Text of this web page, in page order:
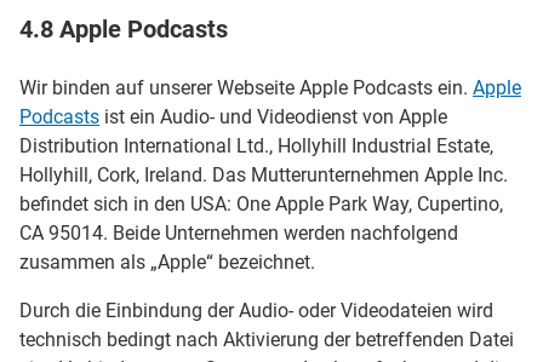
4.8 Apple Podcasts
Wir binden auf unserer Webseite Apple Podcasts ein. Apple
Podcasts ist ein Audio- und Videodienst von Apple
Distribution International Ltd., Hollyhill Industrial Estate,
Hollyhill, Cork, Ireland. Das Mutterunternehmen Apple Inc.
befindet sich in den USA: One Apple Park Way, Cupertino,
CA 95014. Beide Unternehmen werden nachfolgend
zusammen als „Apple“ bezeichnet.
Durch die Einbindung der Audio- oder Videodateien wird
technisch bedingt nach Aktivierung der betreffenden Datei